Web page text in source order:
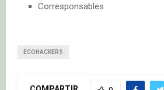
Corresponsables
ECOHACKERS